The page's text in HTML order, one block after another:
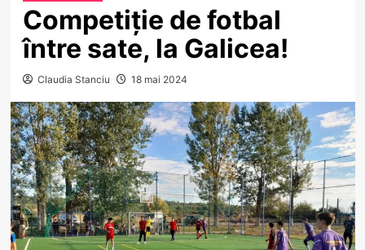
Competiție de fotbal
între sate, la Galicea!
Claudia Stanciu 18 mai 2024